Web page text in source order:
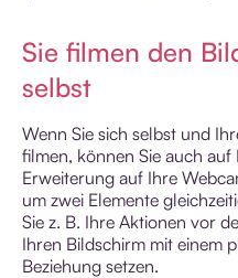
Sie filmen den
selbst
Wenn Sie sich selbst und
filmen, können Sie auch
Erweiterung auf Ihre
um zwei Elemente
Sie z. B. Ihre Aktionen vor
Ihren Bildschirm mit einem
Beziehung setzen.